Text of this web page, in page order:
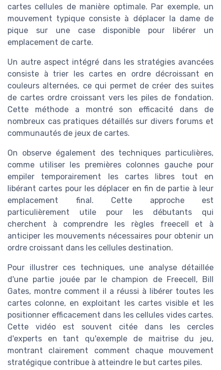
cartes cellules de manière optimale. Par exemple, un
mouvement typique consiste à déplacer la dame de
pique sur une case disponible pour libérer un
emplacement de carte.
Un autre aspect intégré dans les stratégies avancées
consiste à trier les cartes en ordre décroissant en
couleurs alternées, ce qui permet de créer des suites
de cartes ordre croissant vers les piles de fondation.
Cette méthode a montré son efficacité dans de
nombreux cas pratiques détaillés sur divers forums et
communautés de jeux de cartes.
On observe également des techniques particulières,
comme utiliser les premières colonnes gauche pour
empiler temporairement les cartes libres tout en
libérant cartes pour les déplacer en fin de partie à leur
emplacement final. Cette approche est
particulièrement utile pour les débutants qui
cherchent à comprendre les règles freecell et à
anticiper les mouvements nécessaires pour obtenir un
ordre croissant dans les cellules destination.
Pour illustrer ces techniques, une analyse détaillée
d'une partie jouée par le champion de Freecell, Bill
Gates, montre comment il a réussi à libérer toutes les
cartes colonne, en exploitant les cartes visible et les
positionner efficacement dans les cellules vides cartes.
Cette vidéo est souvent citée dans les cercles
d'experts en tant qu'exemple de maitrise du jeu,
montrant clairement comment chaque mouvement
stratégique contribue à atteindre le but cartes piles.